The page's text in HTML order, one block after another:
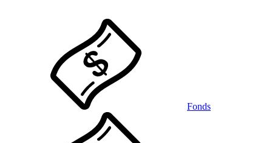
Fonds